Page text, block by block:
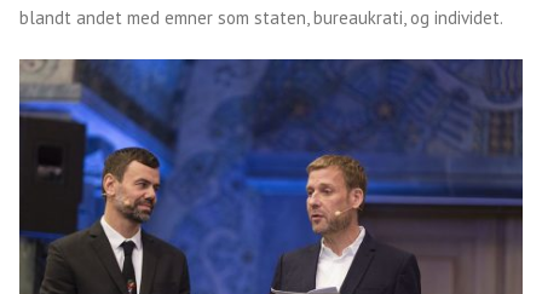
blandt andet med emner som staten, bureaukrati, og individet.